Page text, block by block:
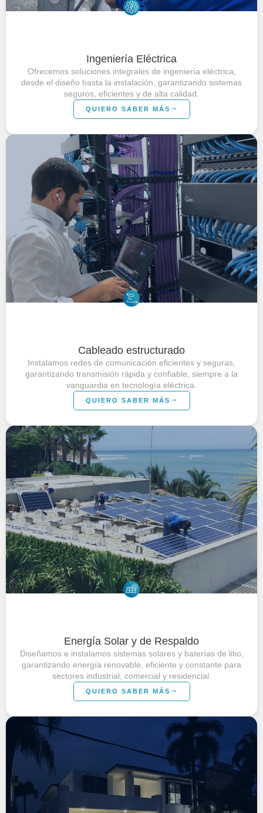
Ingeniería Eléctrica
Ofrecemos soluciones integrales de ingeniería eléctrica,
desde el diseño hasta la instalación, garantizando sistemas
seguros, eficientes y de alta calidad.
QUIERO SABER MÁS
Cableado estructurado
Instalamos redes de comunicación eficientes y seguras,
garantizando transmisión rápida y confiable, siempre a la
vanguardia en tecnología eléctrica.
QUIERO SABER MÁS
Energía Solar y de Respaldo
Diseñamos e instalamos sistemas solares y baterías de litio,
garantizando energía renovable, eficiente y constante para
sectores industrial, comercial y residencial.
QUIERO SABER MÁS